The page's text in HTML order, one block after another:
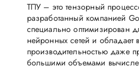
ТПУ – это тензорный
разработанный компанией
специально оптимизирован
нейронных сетей и обладает
производительностью даже
большими объемами